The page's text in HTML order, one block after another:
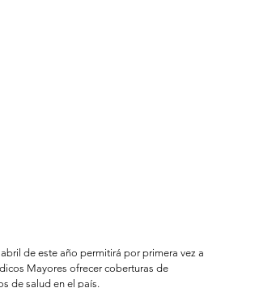
de este año permitirá por primera vez a
Mayores ofrecer coberturas de
de salud en el país.